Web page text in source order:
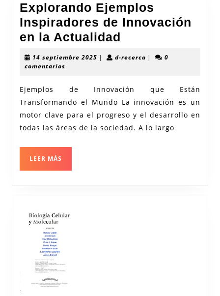
Explorando Ejemplos
Inspiradores de Innovación
en la Actualidad
Ejemplos
Innovación
en
la
14 septiembre 2025 14| d-recercad-|
0
comentarios
Ejemplos de Innovación que Están
Transformando el Mundo La innovación es un
motor clave para el progreso y el desarrollo en
todas las áreas de la sociedad. A lo largo
LEER MÁS